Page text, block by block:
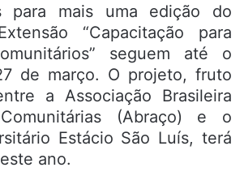
para mais uma edição do
“Capacitação para
seguem até o
de março. O projeto, fruto
a Associação Brasileira
(Abraço) e o
Estácio São Luís, terá
ano.